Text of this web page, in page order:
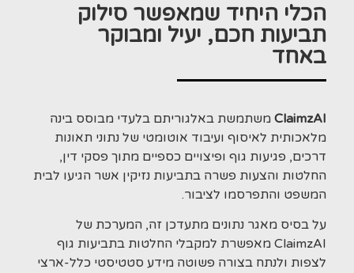
הכלי היחיד שמאפשר סילוק
תביעות חכם, יעיל ומבוקר
באחד
ClaimzAI משתמשת באלגוריתם בלעדי מבוסס בינה
מלאכותית לאיסוף ועיבוד אוטומטי של נתוני תאונות
דרכים, פגיעות גוף ופיצויים כספיים מתוך פסקי דין,
החלטות והצעות פשרה בתביעות נזיקין אשר הגיעו לבית
המשפט והתפרסמו לציבור.
על בסיס מאגר נתונים מתעדכן זה, המערכת של
ClaimzAI מאפשרת למקבלי החלטות בתביעות גוף
לצפות ולנתח בצורה פשוטה מידע סטטיסטי כלל-ארצי